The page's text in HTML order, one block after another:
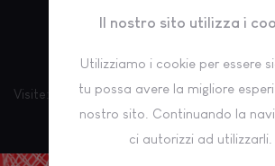
Visite: 1040
Il nostro sito utilizza i
Utilizziamo i cookie per essere
tu possa avere la migliore
nostro sito. Continuando la
ci autorizzi ad utilizzarli.